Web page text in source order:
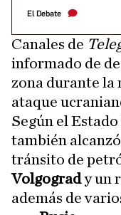
El Debate
Canales de
informado de
zona durante la
ataque
Según el
también
tránsito de
Volgogrady un
además de